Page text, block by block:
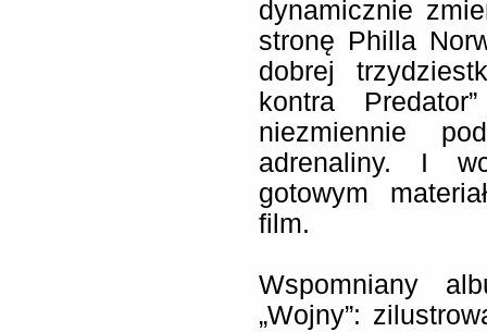
dynamicznie
stronę Philla
dobrej
kontra
niezmiennie
adrenaliny. I
gotowym
film.
Wspomniany
„Wojny”: